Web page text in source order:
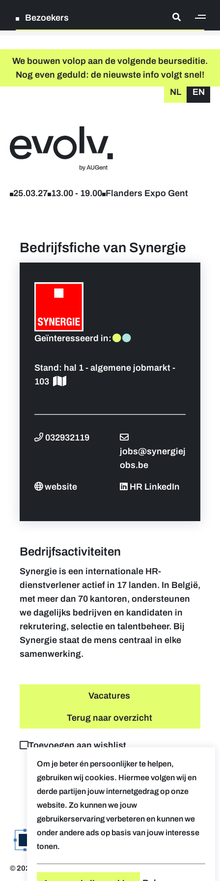
Bezoekers
Log in
Registreer
Deelnemende bedrijven
Verder studeren & levenslang leren
Vind een job
Hoofdpartners
Contact
Foto's
We bouwen volop aan de volgende beurseditie.
Nog even geduld: de nieuwste info volgt snel!
NL
EN
25.03.27 13.00 - 19.00 Flanders Expo Gent
Bedrijfsfiche van Synergie
Geïnteresseerd in:
Stand: hal 1 - algemene jobmarkt -
103
032932119
jobs@synergiej
obs.be
website HR LinkedIn
Bedrijfsactiviteiten
Synergie is een internationale HR-
dienstverlener actief in 17 landen. In België,
met meer dan 70 kantoren, ondersteunen
we dagelijks bedrijven en kandidaten in
rekrutering, selectie en talentbeheer. Bij
Synergie staat de mens centraal in elke
samenwerking.
Vacatures
Terug naar overzicht
Toevoegen aan wishlist
Om je beter én persoonlijker te helpen,
gebruiken wij cookies. Hiermee volgen wij en
derde partijen jouw internetgedrag op onze
website. Zo kunnen we jouw
gebruikerservaring verbeteren en kunnen we
onder andere ads op basis van jouw interesse
tonen.
© 2026 Evolv. by AUGent